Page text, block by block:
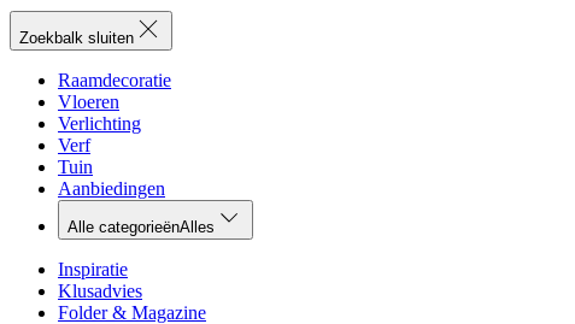
Zoekbalk sluiten
Raamdecoratie
Vloeren
Verlichting
Verf
Tuin
Aanbiedingen
Alle categorieënAlles
Inspiratie
Klusadvies
Folder & Magazine